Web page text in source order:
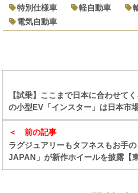
特別仕様車
軽自動車
電気自動車
前の記事
ラグジュアリーもタフネスもお手
JAPAN」が新作ホイールを披露【
ー2025】
【試乗】ここまで日本に合わせて
の小型EV「インスター」は日本市
のクルマだった